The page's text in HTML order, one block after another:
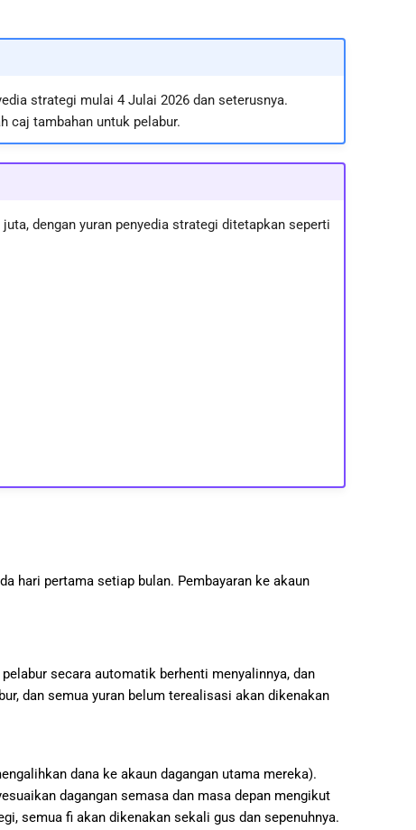
strategi mulai 4 Julai 2026 dan seterusnya.
caj tambahan untuk pelabur.
dengan yuran penyedia strategi ditetapkan seperti
hari pertama setiap bulan. Pembayaran ke akaun
secara automatik berhenti menyalinnya, dan
dan semua yuran belum terealisasi akan dikenakan
dana ke akaun dagangan utama mereka).
dagangan semasa dan masa depan mengikut
semua fi akan dikenakan sekali gus dan sepenuhnya.